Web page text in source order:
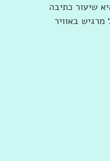
שיעור כתיבה
מרגיש באוויר